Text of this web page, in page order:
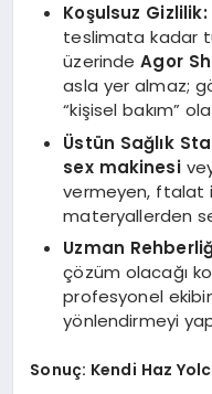
Koşulsuz Gizlilik:
teslimata kadar
üzerindeAgor
asla yer almaz;
“kişisel bakım”
Üstün Sağlık
sex makinesi
vermeyen, ftalat
materyallerden
Uzman
çözüm olacağı
profesyonel
yönlendirmeyi
Sonuç: Kendi Haz